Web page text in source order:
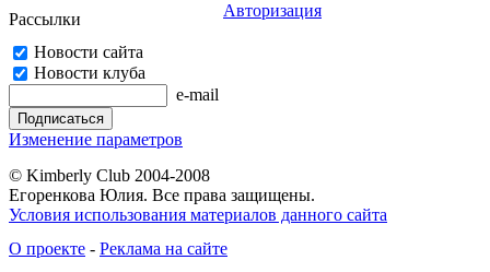
Рассылки
Новости сайта
Новости клуба
e-mail
Изменение параметров
Авторизация
© Kimberly Club 2004-2008
Егоренкова Юлия. Все права защищены.
Условия использования материалов данного сайта
О проекте - Реклама на сайте